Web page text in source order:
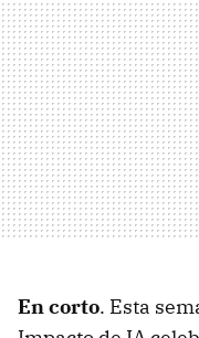
En corto. Esta